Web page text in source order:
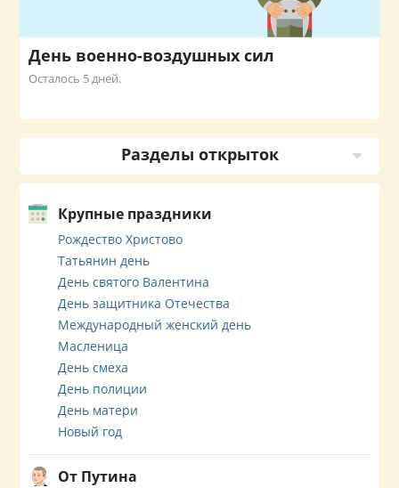
День военно-воздушных сил
Осталось 5 дней.
Разделы открыток
Крупные праздники
Рождество Христово
Татьянин день
День святого Валентина
День защитника Отечества
Международный женский день
Масленица
День смеха
День полиции
День матери
Новый год
От Путина